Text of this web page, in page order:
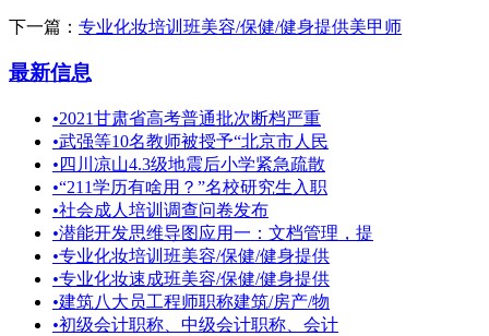
下一篇： 专业化妆培训班美容/保健/健身提供美甲师
最新信息
•2021甘肃省高考普通批次断档严重
•武强等10名教师被授予“北京市人民
• 四川凉山4.3级地震后小学紧急疏散
•“211学历有啥用？”名校研究生入职
•社会成人培训调查问卷发布
•潜能开发思维导图应用一：文档管理，提
•专业化妆培训班美容/保健/健身提供
•专业化妆速成班美容/保健/健身提供
•建筑八大员工程师职称建筑/房产/物
•初级会计职称、中级会计职称、会计